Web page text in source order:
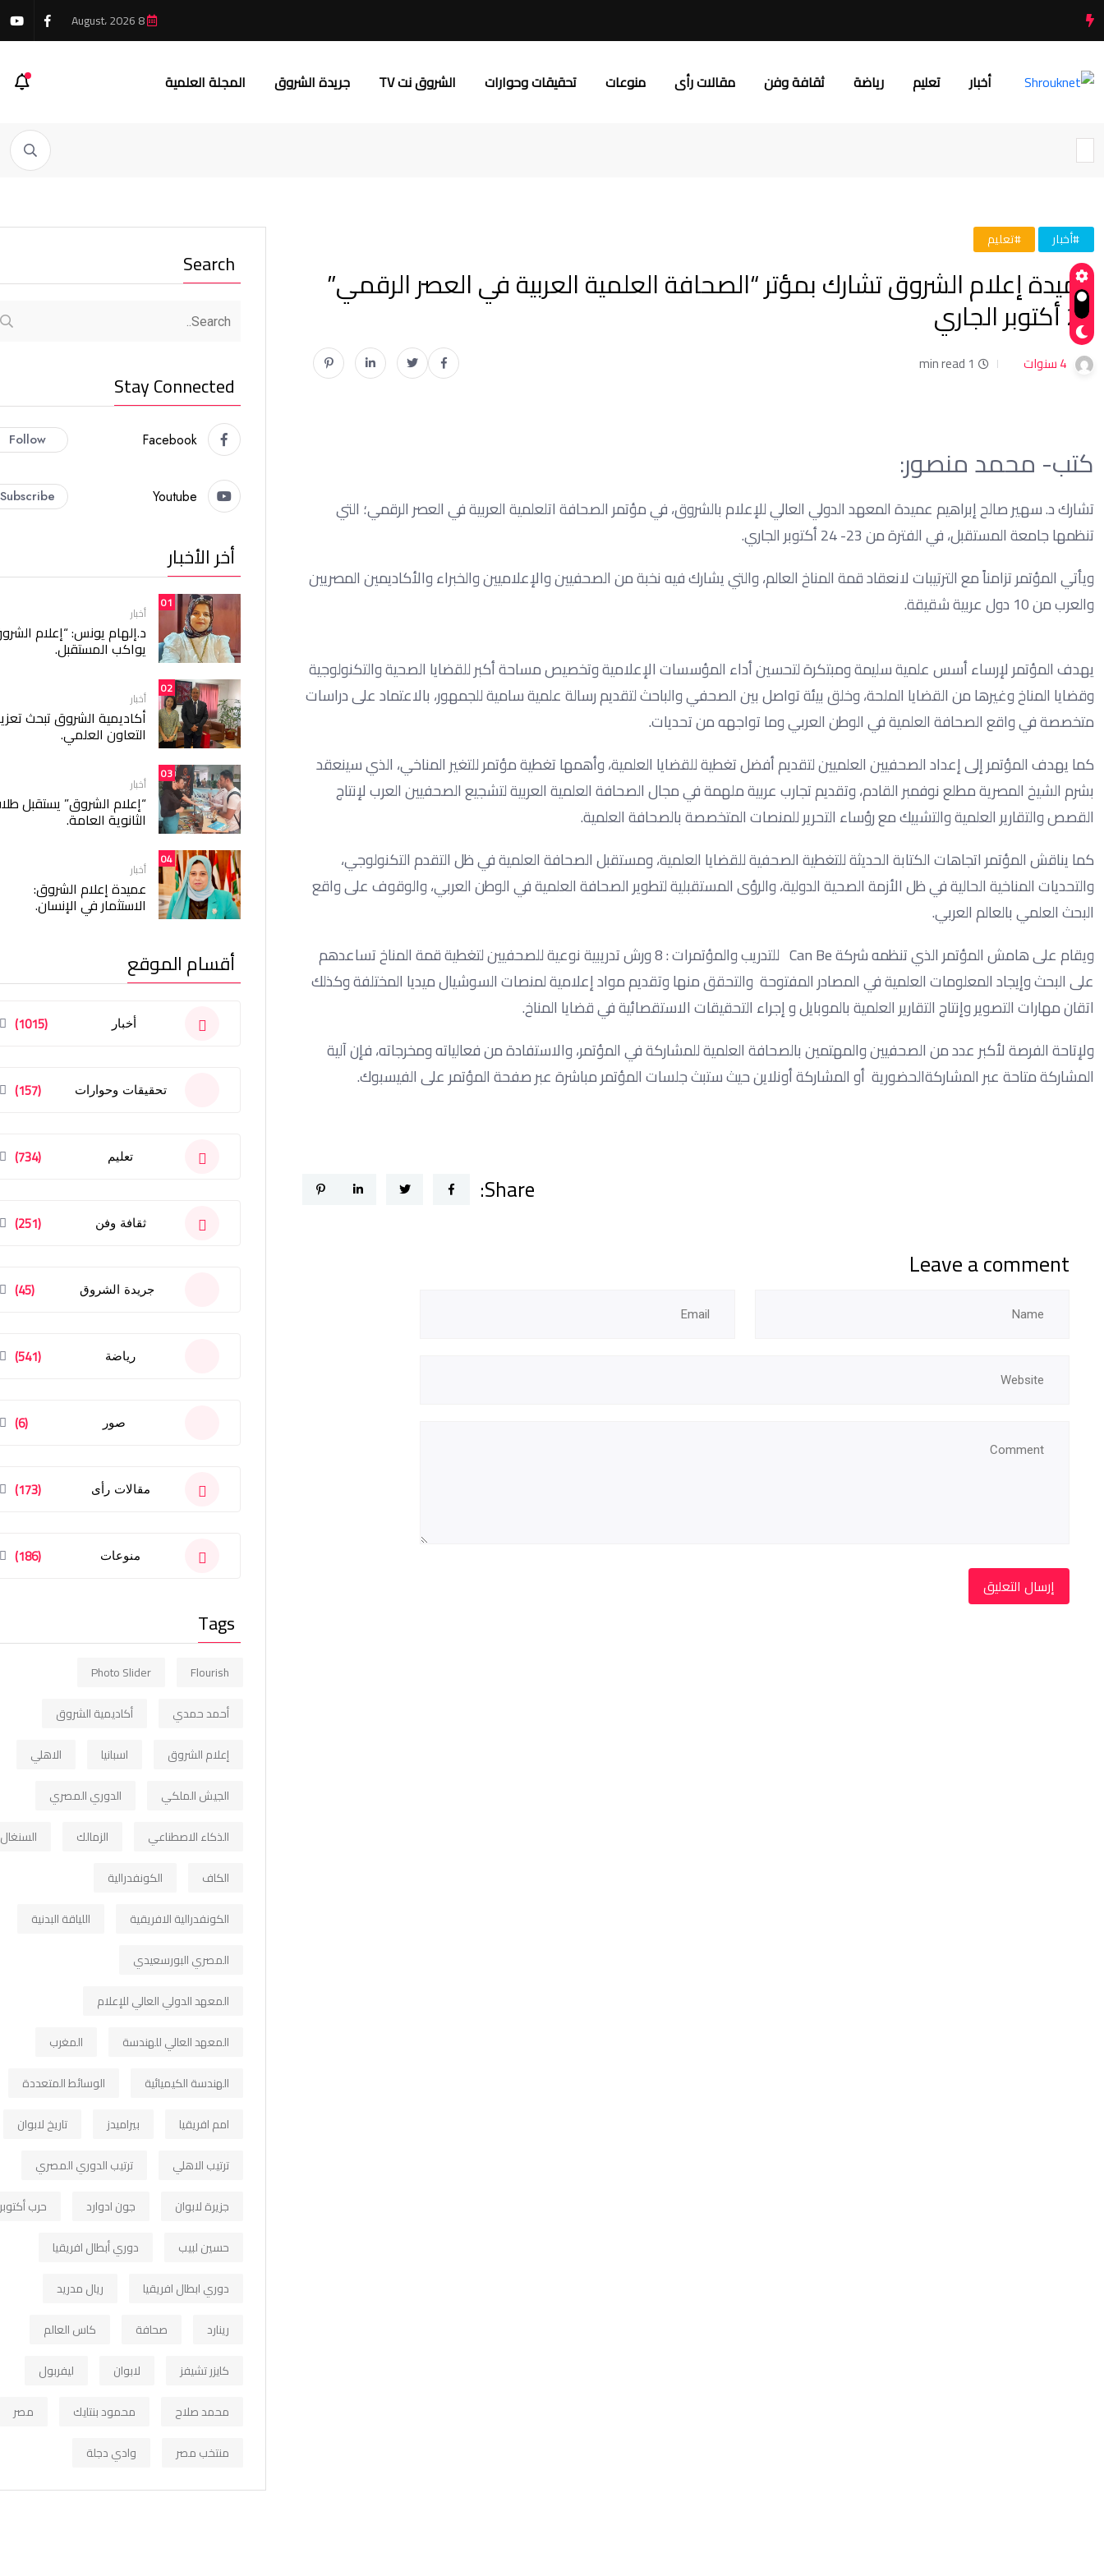
أخبار تعليم رياضة ثقافة وفن مقالات رأى منوعات تحقيقات وحوارات الشروق نت TV جريدة الشروق المجلة العلمية
#أخبار #تعليم
عميدة إعلام الشروق تشارك بمؤتر “الصحافة العلمية العربية في العصر الرقمي”
23 أكتوبر الجاري
4 سنوات 1 min read
كتب- محمد منصور:
تشارك د. سهير صالح إبراهيم عميدة المعهد الدولي العالي للإعلام بالشروق، في مؤتمر الصحافة اتلعلمية العربية في العصر الرقمي؛ التي
تنظمها جامعة المستقبل، في الفترة من 23- 24 أكتوبر الجاري.
ويأتي المؤتمر تزامناً مع الترتيبات لانعقاد قمة المناخ العالم، والتي يشارك فيه نخبة من الصحفيين والإعلاميين والخبراء والأكاديمين المصريين
والعرب من 10 دول عربية شقيقة.
يهدف المؤتمر لإرساء أسس علمية سليمة ومبتكرة لتحسين أداء المؤسسات الإعلامية وتخصيص مساحة أكبر للقضايا الصحية والتكنولوجية
وقضايا المناخ وغيرها من القضايا الملحة، وخلق بيئة تواصل بين الصحفي والباحث لتقديم رسالة علمية سامية للجمهور، بالاعتماد على دراسات
متخصصة في واقع الصحافة العلمية في الوطن العربي وما تواجهه من تحديات.
كما يهدف المؤتمر إلى إعداد الصحفيين العلميين لتقديم أفضل تغطية للقضايا العلمية، وأهمها تغطية مؤتمر للتغير المناخي، الذي سينعقد
بشرم الشيخ المصرية مطلع نوفمبر القادم، وتقديم تجارب عربية ملهمة في مجال الصحافة العلمية العربية لتشجيع الصحفيين العرب لإنتاج
القصص والتقارير العلمية والتشبيك مع رؤساء التحرير للمنصات المتخصصة بالصحافة العلمية.
كما يناقش المؤتمر اتجاهات الكتابة الحديثة للتغطية الصحفية للقضايا العلمية، ومستقبل الصحافة العلمية في ظل التقدم التكنولوجي،
والتحديات المناخية الحالية في ظل الأزمة الصحية الدولية، والرؤى المستقبلية لتطوير الصحافة العلمية في الوطن العربي، والوقوف على واقع
البحث العلمي بالعالم العربي.
ويقام على هامش المؤتمر الذي تنظمه شركة Can Be للتدريب والمؤتمرات : 8 ورش تدريبية نوعية للصحفيين لتغطية قمة المناخ تساعدهم
على البحث وإيجاد المعلومات العلمية في المصادر المفتوحة والتحقق منها وتقديم مواد إعلامية لمنصات السوشيال ميديا المختلفة وكذلك
اتقان مهارات التصوير وإنتاج التقارير العلمية بالموبايل و إجراء التحقيقات الاستقصائية في قضايا المناخ.
ولإتاحة الفرصة لأكبر عدد من الصحفيين والمهتمين بالصحافة العلمية للمشاركة في المؤتمر، والاستفادة من فعالياته ومخرجاته، فإن آلية
المشاركة متاحة عبر المشاركةالحضورية أو المشاركة أونلاين حيث ستبث جلسات المؤتمر مباشرة عبر صفحة المؤتمر على الفيسبوك.
Share:
Leave a comment
Search
Stay Connected
Facebook
Follow
Youtube
Subscribe
أخر الأخبار
01
أخبار
د.إلهام يونس: “إعلام
يواكب المستقبل.
02
أخبار
أكاديمية الشروق تبحث
التعاون العلمي.
03
أخبار
“إعلام الشروق” يستقبل
الثانوية العامة.
04
أخبار
عميدة إعلام الشروق:
الاستثمار في الإنسان.
أقسام الموقع
أخبار (1015)
تحقيقات وحوارات (157)
تعليم (734)
ثقافة وفن (251)
جريدة الشروق (45)
رياضة (541)
صور (6)
مقالات رأى (173)
منوعات (186)
Tags
Flourish
Photo Slider
أحمد حمدي
أكاديمية الشروق
إعلام الشروق
اسبانيا
الاهلي
الجيش الملكي
الدوري المصري
الذكاء الاصطناعي
الزمالك
السنغال
الكاف
الكونفدرالية
الكونفدرالية الافريقية
اللياقة البدنية
المصري البورسعيدي
المعهد الدولي العالي للإعلام
المعهد العالي للهندسة
المغرب
الهندسة الكيميائية
الوسائط المتعددة
امم افريقيا
بيراميدز
تاريخ لابوان
ترتيب الاهلي
ترتيب الدوري المصري
جزيرة لابوان
جون ادوارد
حرب أكتوبر
حسين لبيب
دوري أبطال افريقيا
دوري ابطال افريقيا
ريال مدريد
رينارد
صحافة
كاس العالم
كايزر تشيفز
لابوان
ليفربول
محمد صلاح
محمود بنتايك
مصر
منتخب مصر
وادي دجلة